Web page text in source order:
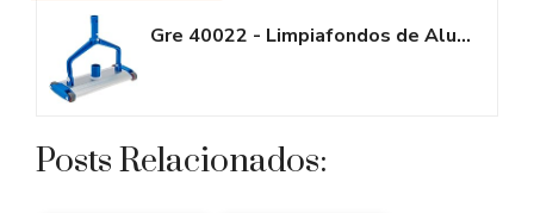
Gre 40022 - Limpiafondos de Aluminio para Piscinas Enterradas. Eficiencia y...
Posts Relacionados: